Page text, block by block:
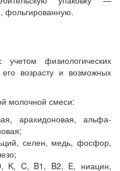
фольгированную.
физиологических
возрасту и возможных
молочной смеси:
арахидоновая, альфа-
селен, медь, фосфор,
K, C, B1, B2, E, ниацин,